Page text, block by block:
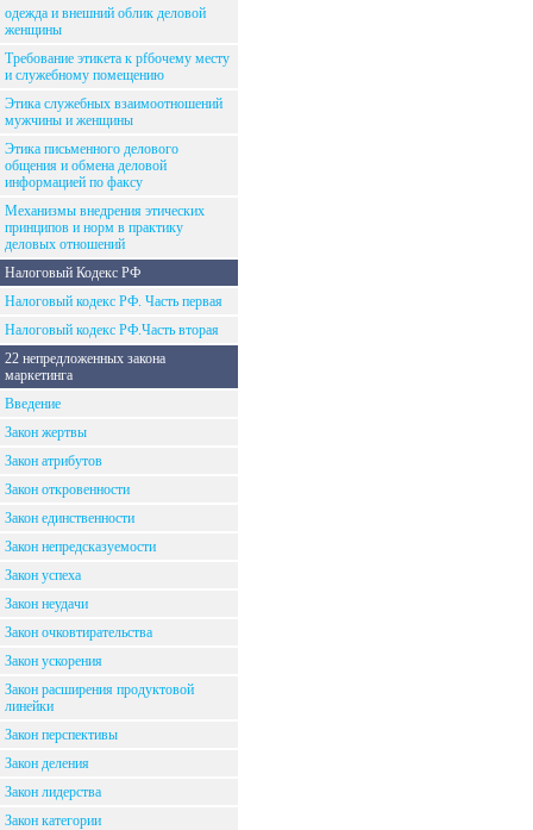
одежда и внешний облик деловой
женщины
Требование этикета к рfбочему месту
и служебному помещению
Этика служебных взаимоотношений
мужчины и женщины
Этика письменного делового
общения и обмена деловой
информацией по факсу
Механизмы внедрения этических
принципов и норм в практику
деловых отношений
Налоговый Кодекс РФ
Налоговый кодекс РФ. Часть первая
Налоговый кодекс РФ.Часть вторая
22 непредложенных закона
маркетинга
Введение
Закон жертвы
Закон атрибутов
Закон откровенности
Закон единственности
Закон непредсказуемости
Закон успеха
Закон неудачи
Закон очковтирательства
Закон ускорения
Закон расширения продуктовой
линейки
Закон перспективы
Закон деления
Закон лидерства
Закон категории